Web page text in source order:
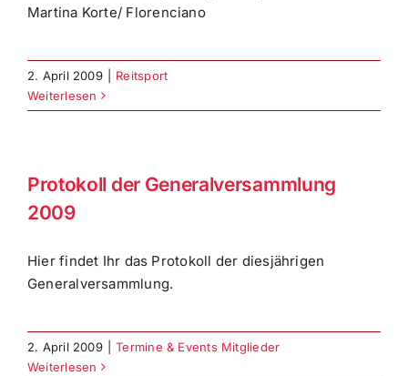
Martina Korte/ Florenciano
2. April 2009
Reitsport
Weiterlesen
Protokoll der Generalversammlung
2009
Hier findet Ihr das Protokoll der diesjährigen
Generalversammlung.
2. April 2009
Termine & Events Mitglieder
Weiterlesen